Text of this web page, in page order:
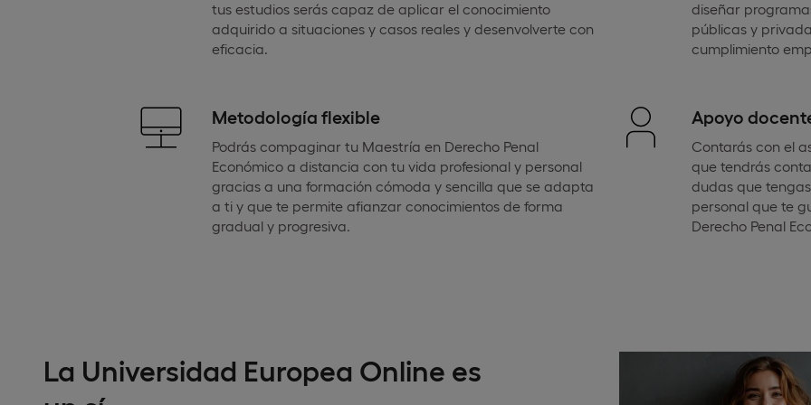
tus estudios serás capaz de aplicar el conocimiento
adquirido a situaciones y casos reales y desenvolverte con
eficacia.
diseñar
públicas y
cumplimiento
Metodología flexible
Podrás compaginar tu Maestría en Derecho Penal
Económico a distancia con tu vida profesional y personal
gracias a una formación cómoda y sencilla que se adapta
a ti y que te permite afianzar conocimientos de forma
gradual y progresiva.
Apoyo
Contarás con el
que tendrás
dudas que
personal que te
Derecho Penal
La Universidad Europea Online es